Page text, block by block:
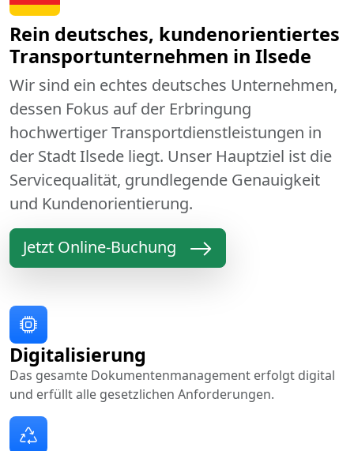
Rein deutsches, kundenorientiertes
Transportunternehmen in Ilsede
Wir sind ein echtes deutsches Unternehmen,
dessen Fokus auf der Erbringung
hochwertiger Transportdienstleistungen in
der Stadt Ilsede liegt. Unser Hauptziel ist die
Servicequalität, grundlegende Genauigkeit
und Kundenorientierung.
Jetzt Online-Buchung
Digitalisierung
Das gesamte Dokumentenmanagement erfolgt digital
und erfüllt alle gesetzlichen Anforderungen.